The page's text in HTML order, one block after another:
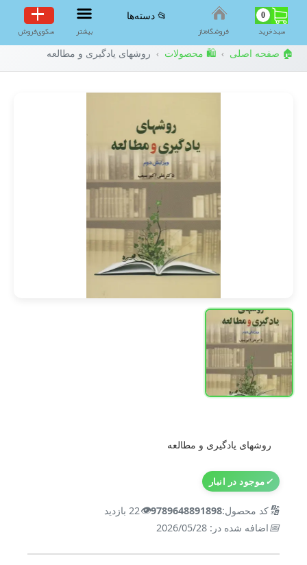
0
سبد‌خرید فروشگاه‌ناز
📂 دسته‌ها
بیشتر سکوی‌فروش
🏠 صفحه اصلی › 🛍️ محصولات › روشهای یادگیری و مطالعه
روشهای یادگیری و مطالعه
✓موجود در انبار
🔢کد محصول:9789648891898
👁️22 بازدید
📅اضافه شده در: 2026/05/28